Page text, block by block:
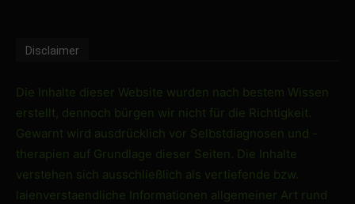
Disclaimer
Die Inhalte dieser Website wurden nach bestem Wissen
erstellt, dennoch bürgen wir nicht für die Richtigkeit.
Gewarnt wird ausdrücklich vor Selbstdiagnosen und -
therapien auf Grundlage dieser Seiten. Die Inhalte
verstehen sich ausschließlich als vertiefende bzw.
laienverstaendliche Informationen allgemeiner Art rund